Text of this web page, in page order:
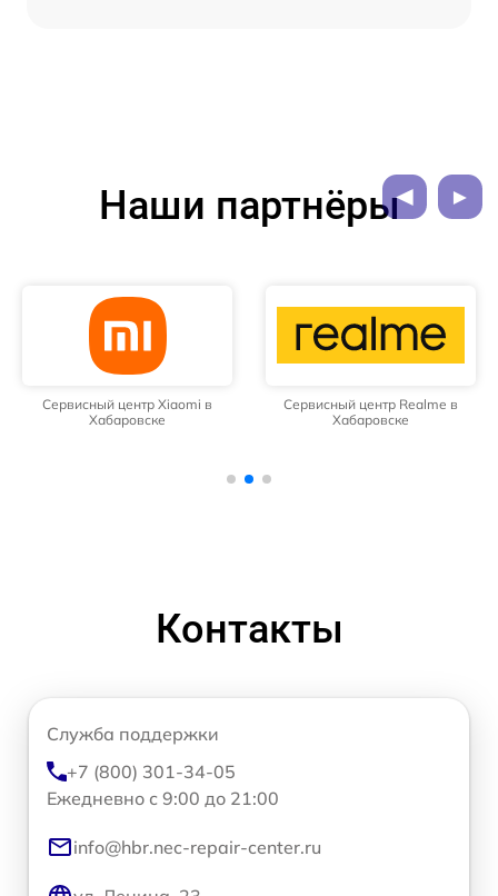
Наши партнёры
Сервисный центр Xiaomi в
Хабаровске
Сервисный центр Realme в
Хабаровске
Контакты
Служба поддержки
+7 (800) 301-34-05
Ежедневно с 9:00 до 21:00
info@hbr.nec-repair-center.ru